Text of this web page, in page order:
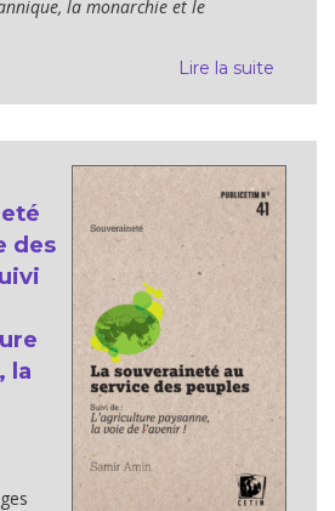
la monarchie et le
Lire la suite
des
la